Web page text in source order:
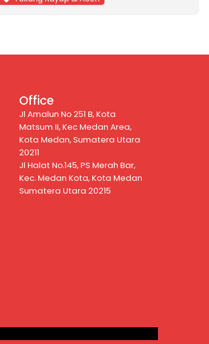
Office
Jl Amalun No 251 B, Kota
Matsum II, Kec Medan Area,
Kota Medan, Sumatera Utara
20211
Jl Halat No.145, PS Merah Bar,
Kec. Medan Kota, Kota Medan
Sumatera Utara 20215